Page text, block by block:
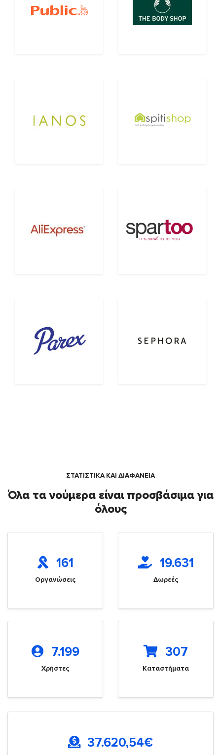
ΣΤΑΤΙΣΤΙΚΑ ΚΑΙ ΔΙΑΦΑΝΕΙΑ
Όλα τα νούμερα είναι προσβάσιμα για
όλους
161
Οργανώσεις
19.631
Δωρεές
7.199
Χρήστες
307
Καταστήματα
37.620,54€